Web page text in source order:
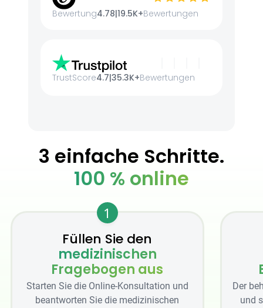
Bewertung4.78|19.5K+Bewertungen
TrustScore4.7|35.3K+Bewertungen
3 einfache Schritte.
100 % online
1
Füllen Sie den
medizinischen
Fragebogen aus
Starten Sie die Online-Konsultation und
beantworten Sie die medizinischen
Der
und